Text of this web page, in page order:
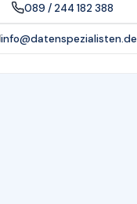
089 / 244 182 388
info@datenspezialisten.de